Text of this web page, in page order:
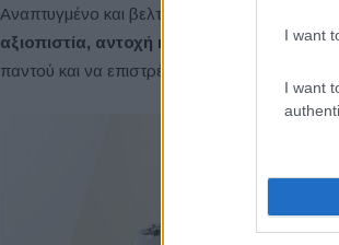
I want
I want
Αναπτυγμένο και βελτιωμένο μέσα από
αξιοπιστία, αντοχή και εκτός δρόμου
παντού και να επιστρέφουν με ασφάλεια. Αυτό